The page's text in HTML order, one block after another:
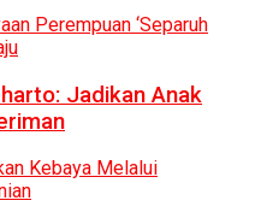
Jadikan Anak